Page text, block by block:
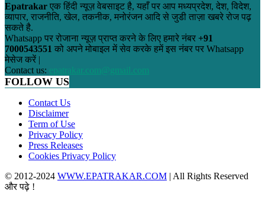
Epatrakar एक हिंदी न्यूज़ वेबसाइट है, यहाँ पर आप मध्यप्रदेश, देश, विदेश,
व्यापार, राजनीति, खेल, तकनीक, मनोरंजन आदि से जुडी ताज़ा खबरे रोज पढ़
सकते है.
Whatsapp पर रोजाना न्यूज़ प्राप्त करने के लिए हमारे नंबर +91
7000543551 को अपने मोबाइल में सेव करके हमें इस नंबर पर Whatsapp
मेसेज करें |
Contact us: epatrakar.com@gmail.com
FOLLOW US
Contact Us
Disclaimer
Term of Use
Privacy Policy
Press Releases
Cookies Privacy Policy
© 2012-2024 WWW.EPATRAKAR.COM | All Rights Reserved
और पढ़े !